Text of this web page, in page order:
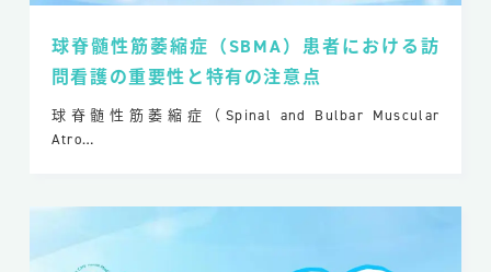
球脊髄性筋萎縮症（SBMA）患者における訪
問看護の重要性と特有の注意点
球脊髄性筋萎縮症（Spinal and Bulbar Muscular
Atro…